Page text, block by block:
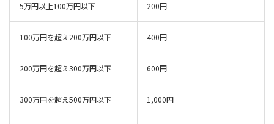
5万円以上100万円以下 200円
100万円を超え200万円以下 400円
200万円を超え300万円以下 600円
300万円を超え500万円以下 1,000円